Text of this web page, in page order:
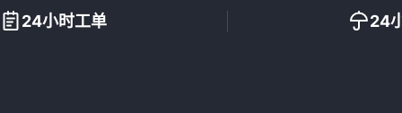
24小时工单 24